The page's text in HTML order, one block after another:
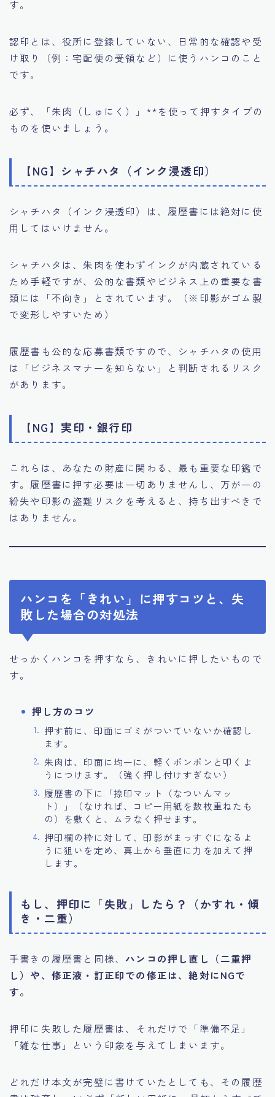
す。
認印とは、役所に登録していない、日常的な確認や受
け取り（例：宅配便の受領など）に使うハンコのこと
です。
必ず、「朱肉（しゅにく）」**を使って押すタイプの
ものを使いましょう。
【NG】シャチハタ（インク浸透印）
シャチハタ（インク浸透印）は、履歴書には絶対に使
用してはいけません。
シャチハタは、朱肉を使わずインクが内蔵されている
ため手軽ですが、公的な書類やビジネス上の重要な書
類には「不向き」とされています。（※印影がゴム製
で変形しやすいため）
履歴書も公的な応募書類ですので、シャチハタの使用
は「ビジネスマナーを知らない」と判断されるリスク
があります。
【NG】実印・銀行印
これらは、あなたの財産に関わる、最も重要な印鑑で
す。履歴書に押す必要は一切ありませんし、万が一の
紛失や印影の盗難リスクを考えると、持ち出すべきで
はありません。
ハンコを「きれい」に押すコツと、失
敗した場合の対処法
せっかくハンコを押すなら、きれいに押したいもので
す。
押し方のコツ
押す前に、印面にゴミがついていないか確認し
ます。
朱肉は、印面に均一に、軽くポンポンと叩くよ
うにつけます。（強く押し付けすぎない）
履歴書の下に「捺印マット（なついんマッ
ト）」（なければ、コピー用紙を数枚重ねたも
の）を敷くと、ムラなく押せます。
押印欄の枠に対して、印影がまっすぐになるよ
うに狙いを定め、真上から垂直に力を加えて押
します。
もし、押印に「失敗」したら？（かすれ・傾
き・二重）
手書きの履歴書と同様、 ハンコの押し直し（二重押
し）や、修正液・訂正印での修正は、絶対にNGで
す。
押印に失敗した履歴書は、それだけで「準備不足」
「雑な仕事」という印象を与えてしまいます。
どれだけ本文が完璧に書けていたとしても、その履歴